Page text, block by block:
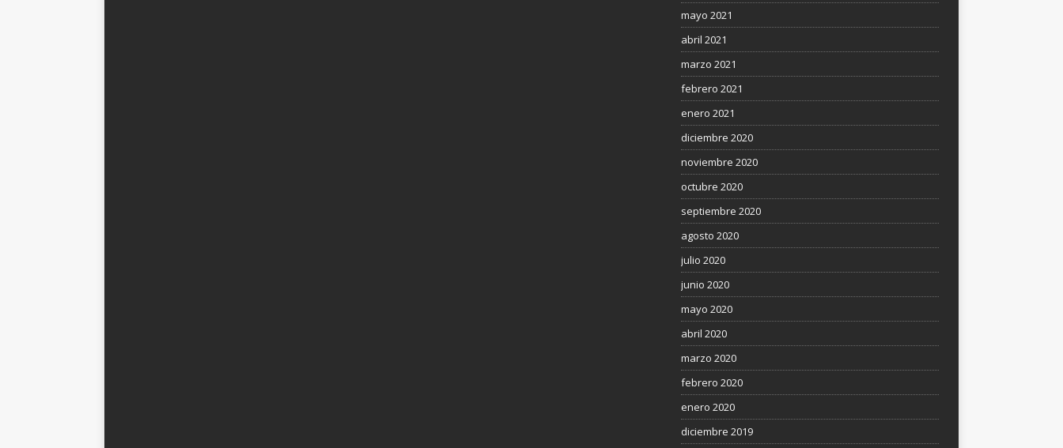
mayo 2021
abril 2021
marzo 2021
febrero 2021
enero 2021
diciembre 2020
noviembre 2020
octubre 2020
septiembre 2020
agosto 2020
julio 2020
junio 2020
mayo 2020
abril 2020
marzo 2020
febrero 2020
enero 2020
diciembre 2019